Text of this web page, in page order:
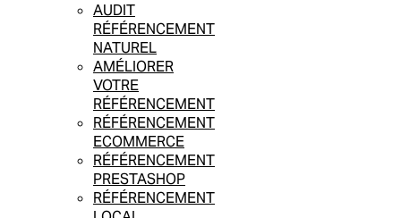
AUDIT
RÉFÉRENCEMENT
NATUREL
AMÉLIORER
VOTRE
RÉFÉRENCEMENT
RÉFÉRENCEMENT
ECOMMERCE
RÉFÉRENCEMENT
PRESTASHOP
RÉFÉRENCEMENT